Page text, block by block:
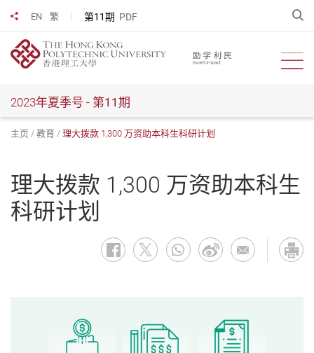
EN 繁 第11期 PDF
分享到
开
2023年夏季号 - 第11期
主页 教育 理大拨款 1,300 万资助本科生科研计划
理大拨款 1,300 万资助本科生
科研计划